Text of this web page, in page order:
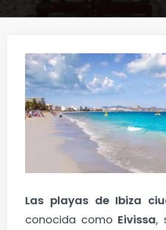
Las playas de Ibiza
conocida como Eivissa,